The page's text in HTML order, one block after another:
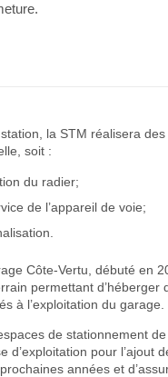
la STM réalisera
soit :
du radier;
de l’appareil de voie;
Côte-Vertu, débuté en
permettant
à l’exploitation du garage.
de stationnement
d’exploitation pour l’ajout
années et